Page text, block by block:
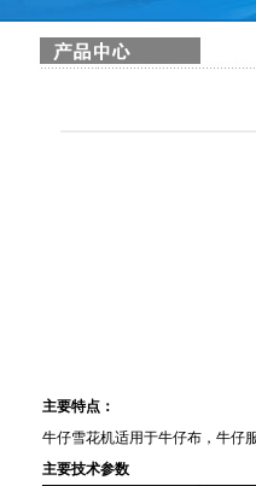
主要特点：
牛仔雪花机适用于牛仔布，牛仔
主要技术参数